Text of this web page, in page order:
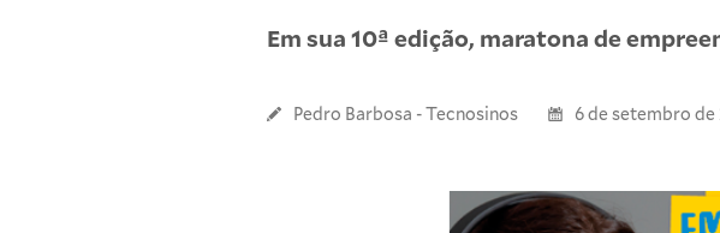
Em sua 10ª edição, maratona de
Pedro Barbosa - Tecnosinos 6 de setembro de